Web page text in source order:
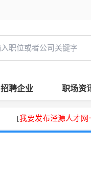
招聘企业 职场资
[我要发布泾源人才网